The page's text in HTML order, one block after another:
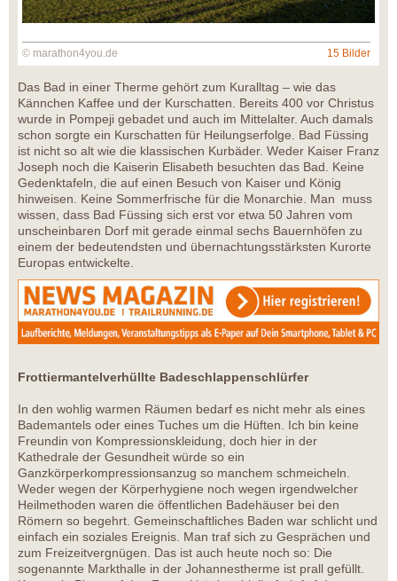
© marathon4you.de 15 Bilder
Das Bad in einer Therme gehört zum Kuralltag – wie das
Kännchen Kaffee und der Kurschatten. Bereits 400 vor Christus
wurde in Pompeji gebadet und auch im Mittelalter. Auch damals
schon sorgte ein Kurschatten für Heilungserfolge. Bad Füssing
ist nicht so alt wie die klassischen Kurbäder. Weder Kaiser Franz
Joseph noch die Kaiserin Elisabeth besuchten das Bad. Keine
Gedenktafeln, die auf einen Besuch von Kaiser und König
hinweisen. Keine Sommerfrische für die Monarchie. Man muss
wissen, dass Bad Füssing sich erst vor etwa 50 Jahren vom
unscheinbaren Dorf mit gerade einmal sechs Bauernhöfen zu
einem der bedeutendsten und übernachtungsstärksten Kurorte
Europas entwickelte.
Frottiermantelverhüllte Badeschlappenschlürfer
In den wohlig warmen Räumen bedarf es nicht mehr als eines
Bademantels oder eines Tuches um die Hüften. Ich bin keine
Freundin von Kompressionskleidung, doch hier in der
Kathedrale der Gesundheit würde so ein
Ganzkörperkompressionsanzug so manchem schmeicheln.
Weder wegen der Körperhygiene noch wegen irgendwelcher
Heilmethoden waren die öffentlichen Badehäuser bei den
Römern so begehrt. Gemeinschaftliches Baden war schlicht und
einfach ein soziales Ereignis. Man traf sich zu Gesprächen und
zum Freizeitvergnügen. Das ist auch heute noch so: Die
sogenannte Markthalle in der Johannestherme ist prall gefüllt.